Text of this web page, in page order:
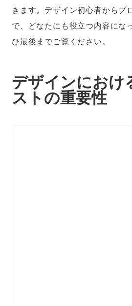
きます。デザイン初心者からプ
で、どなたにも役立つ内容にな
ひ最後までご覧ください。
デザインにおけ
ストの重要性